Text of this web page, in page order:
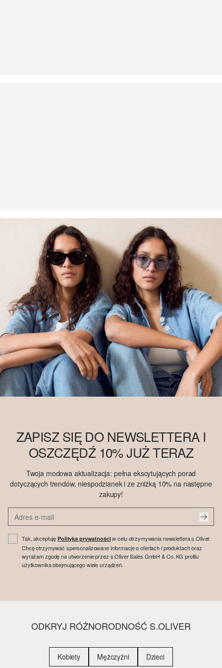
ZAPISZ SIĘ DO NEWSLETTERA I
OSZCZĘDŹ 10% JUŻ TERAZ
Twoja modowa aktualizacja: pełna ekscytujących porad
dotyczących trendów, niespodzianek i ze zniżką 10% na następne
zakupy!
Tak, akceptujęPolityka prywatnościw celu otrzymywania newslettera s.Oliver.
Chcę otrzymywać spersonalizowane informacje o ofertach i produktach oraz
wyrażam zgodę na utworzenie przez s.Oliver Sales GmbH & Co. KG profilu
użytkownika obejmującego wiele urządzeń.
ODKRYJ RÓŻNORODNOŚĆ S.OLIVER
Kobiety Mężczyźni Dzieci